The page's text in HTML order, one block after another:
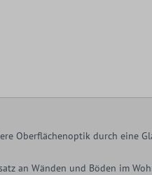
Oberflächenoptik durch eine
an Wänden und Böden im